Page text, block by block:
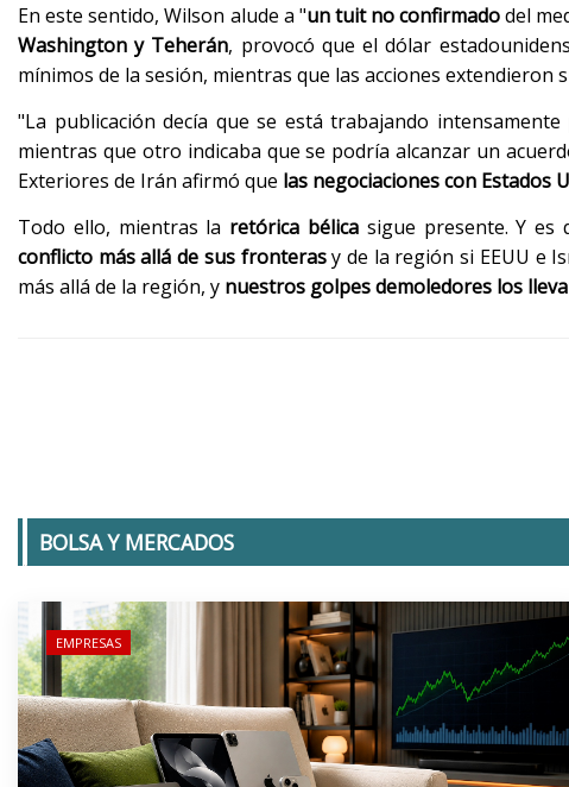
En este sentido, Wilson alude a "un tuit no confirmadodel
Washington y Teherán, provocó que el dólar
mínimos de la sesión, mientras que las acciones extendieron
"La publicación decía que se está trabajando
mientras que otro indicaba que se podría alcanzar un
Exteriores de Irán afirmó que las negociaciones con Estados
Todo ello, mientras la retórica bélicasigue presente. Y es
conflicto más allá de sus fronterasy de la región si EEUU e
más allá de la región, y nuestros golpes demoledores los
BOLSA Y MERCADOS
EMPRESAS